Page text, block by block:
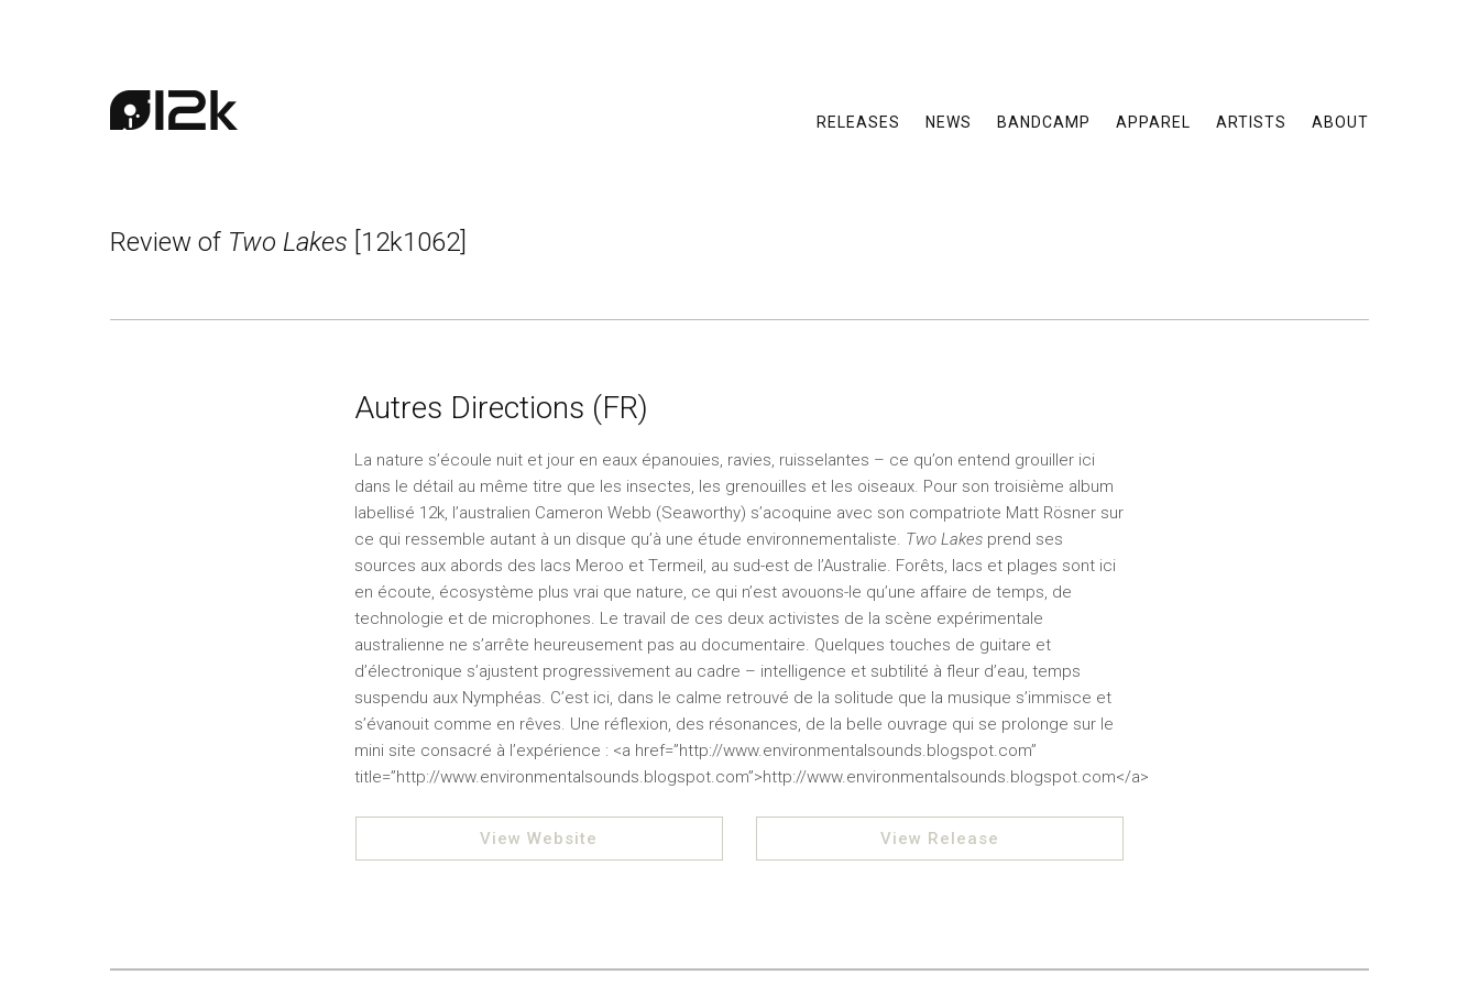
RELEASES NEWS BANDCAMP APPAREL ARTISTS ABOUT
Review of Two Lakes [12k1062]
Autres Directions (FR)
La nature s’écoule nuit et jour en eaux épanouies, ravies, ruisselantes – ce qu’on entend grouiller ici
dans le détail au même titre que les insectes, les grenouilles et les oiseaux. Pour son troisième album
labellisé 12k, l’australien Cameron Webb (Seaworthy) s’acoquine avec son compatriote Matt Rösner sur
ce qui ressemble autant à un disque qu’à une étude environnementaliste. Two Lakes prend ses
sources aux abords des lacs Meroo et Termeil, au sud-est de l’Australie. Forêts, lacs et plages sont ici
en écoute, écosystème plus vrai que nature, ce qui n’est avouons-le qu’une affaire de temps, de
technologie et de microphones. Le travail de ces deux activistes de la scène expérimentale
australienne ne s’arrête heureusement pas au documentaire. Quelques touches de guitare et
d’électronique s’ajustent progressivement au cadre – intelligence et subtilité à fleur d’eau, temps
suspendu aux Nymphéas. C’est ici, dans le calme retrouvé de la solitude que la musique s’immisce et
s’évanouit comme en rêves. Une réflexion, des résonances, de la belle ouvrage qui se prolonge sur le
mini site consacré à l’expérience : <a href=”http://www.environmentalsounds.blogspot.com”
title=”http://www.environmentalsounds.blogspot.com”>http://www.environmentalsounds.blogspot.com</a>
View Website View Release